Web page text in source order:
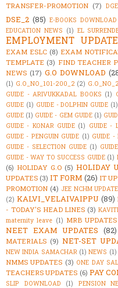
TRANSFER-PROMOTION (7) DGE
DSE_2 (85) E-BOOKS DOWNLOAD
EDUCATION NEWS (1) EL
EMPLOYMENT
EXAM ESLC (8) EXAM
TEMPLATE (3) FIND TEACHER
NEWS (17) G.O DOWNLOAD
(1) G.O_NO_101-200_2 (2)
GUIDE - ARIVUKKADAL BOOKS (1)
GUIDE (1) GUIDE - DOLPHIN GUIDE (1)
GUIDE (1) GUIDE - GEM GUIDE (1)
GUIDE - KONAR GUIDE (1) GUIDE -
GUIDE - PENGUIN GUIDE (1) GUIDE -
GUIDE - SELECTION GUIDE (1)
GUIDE - WAY TO SUCCESS GUIDE (1)
(6) HOLIDAY G.O (5) HOLIDAY
UPDATES (3) IT FORM (26) IT
PROMOTION (4) JEE NCHM
(2) KALVI_VELAIVAIPPU (89)
- TODAY'S HEAD LINES (3)
maternity leave (1) MRB UPDATES
NEET EXAM UPDATES (82)
MATERIALS (9) NET-SET
NEW INDIA SAMACHAR (1) NEWS (1)
NMMS UPDATES (3) ONE DAY
TEACHERS UPDATES (6) PAY
SLIP DOWNLOAD
(1) PENSION